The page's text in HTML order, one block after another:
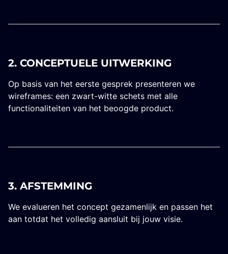
2. CONCEPTUELE UITWERKING
Op basis van het eerste gesprek presenteren we
wireframes: een zwart-witte schets met alle
functionaliteiten van het beoogde product.
3. AFSTEMMING
We evalueren het concept gezamenlijk en passen het
aan totdat het volledig aansluit bij jouw visie.